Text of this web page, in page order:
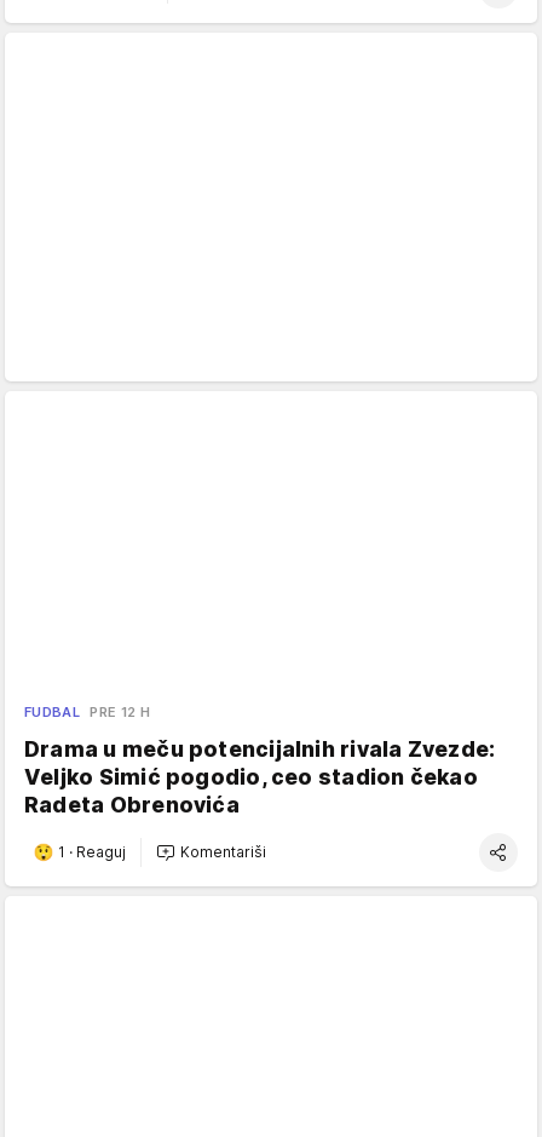
FUDBAL PRE 12 H
Drama u meču potencijalnih rivala Zvezde:
Veljko Simić pogodio, ceo stadion čekao
Radeta Obrenovića
1 · Reaguj Komentariši